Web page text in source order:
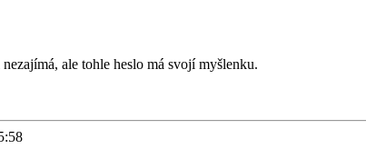
ale tohle heslo má svojí myšlenku.